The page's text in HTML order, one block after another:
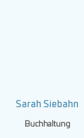
Sarah Siebahn
Buchhaltung